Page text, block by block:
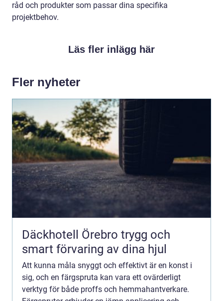
råd och produkter som passar dina specifika
projektbehov.
Läs fler inlägg här
Fler nyheter
Däckhotell Örebro trygg och
smart förvaring av dina hjul
Att kunna måla snyggt och effektivt är en konst i
sig, och en färgspruta kan vara ett ovärderligt
verktyg för både proffs och hemmahantverkare.